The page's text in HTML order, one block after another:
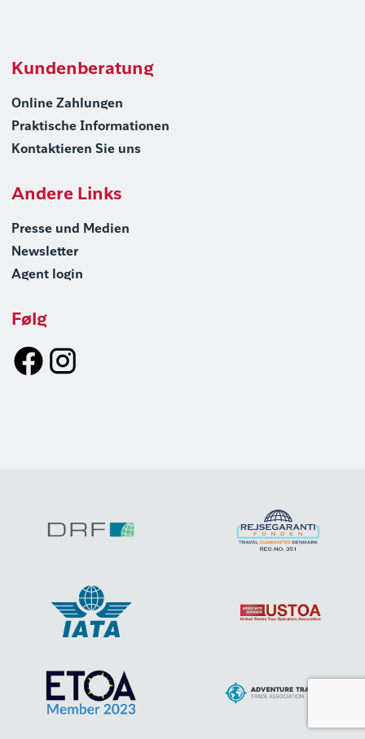
Kundenberatung
Online Zahlungen
Praktische Informationen
Kontaktieren Sie uns
Andere Links
Presse und Medien
Newsletter
Agent login
Følg